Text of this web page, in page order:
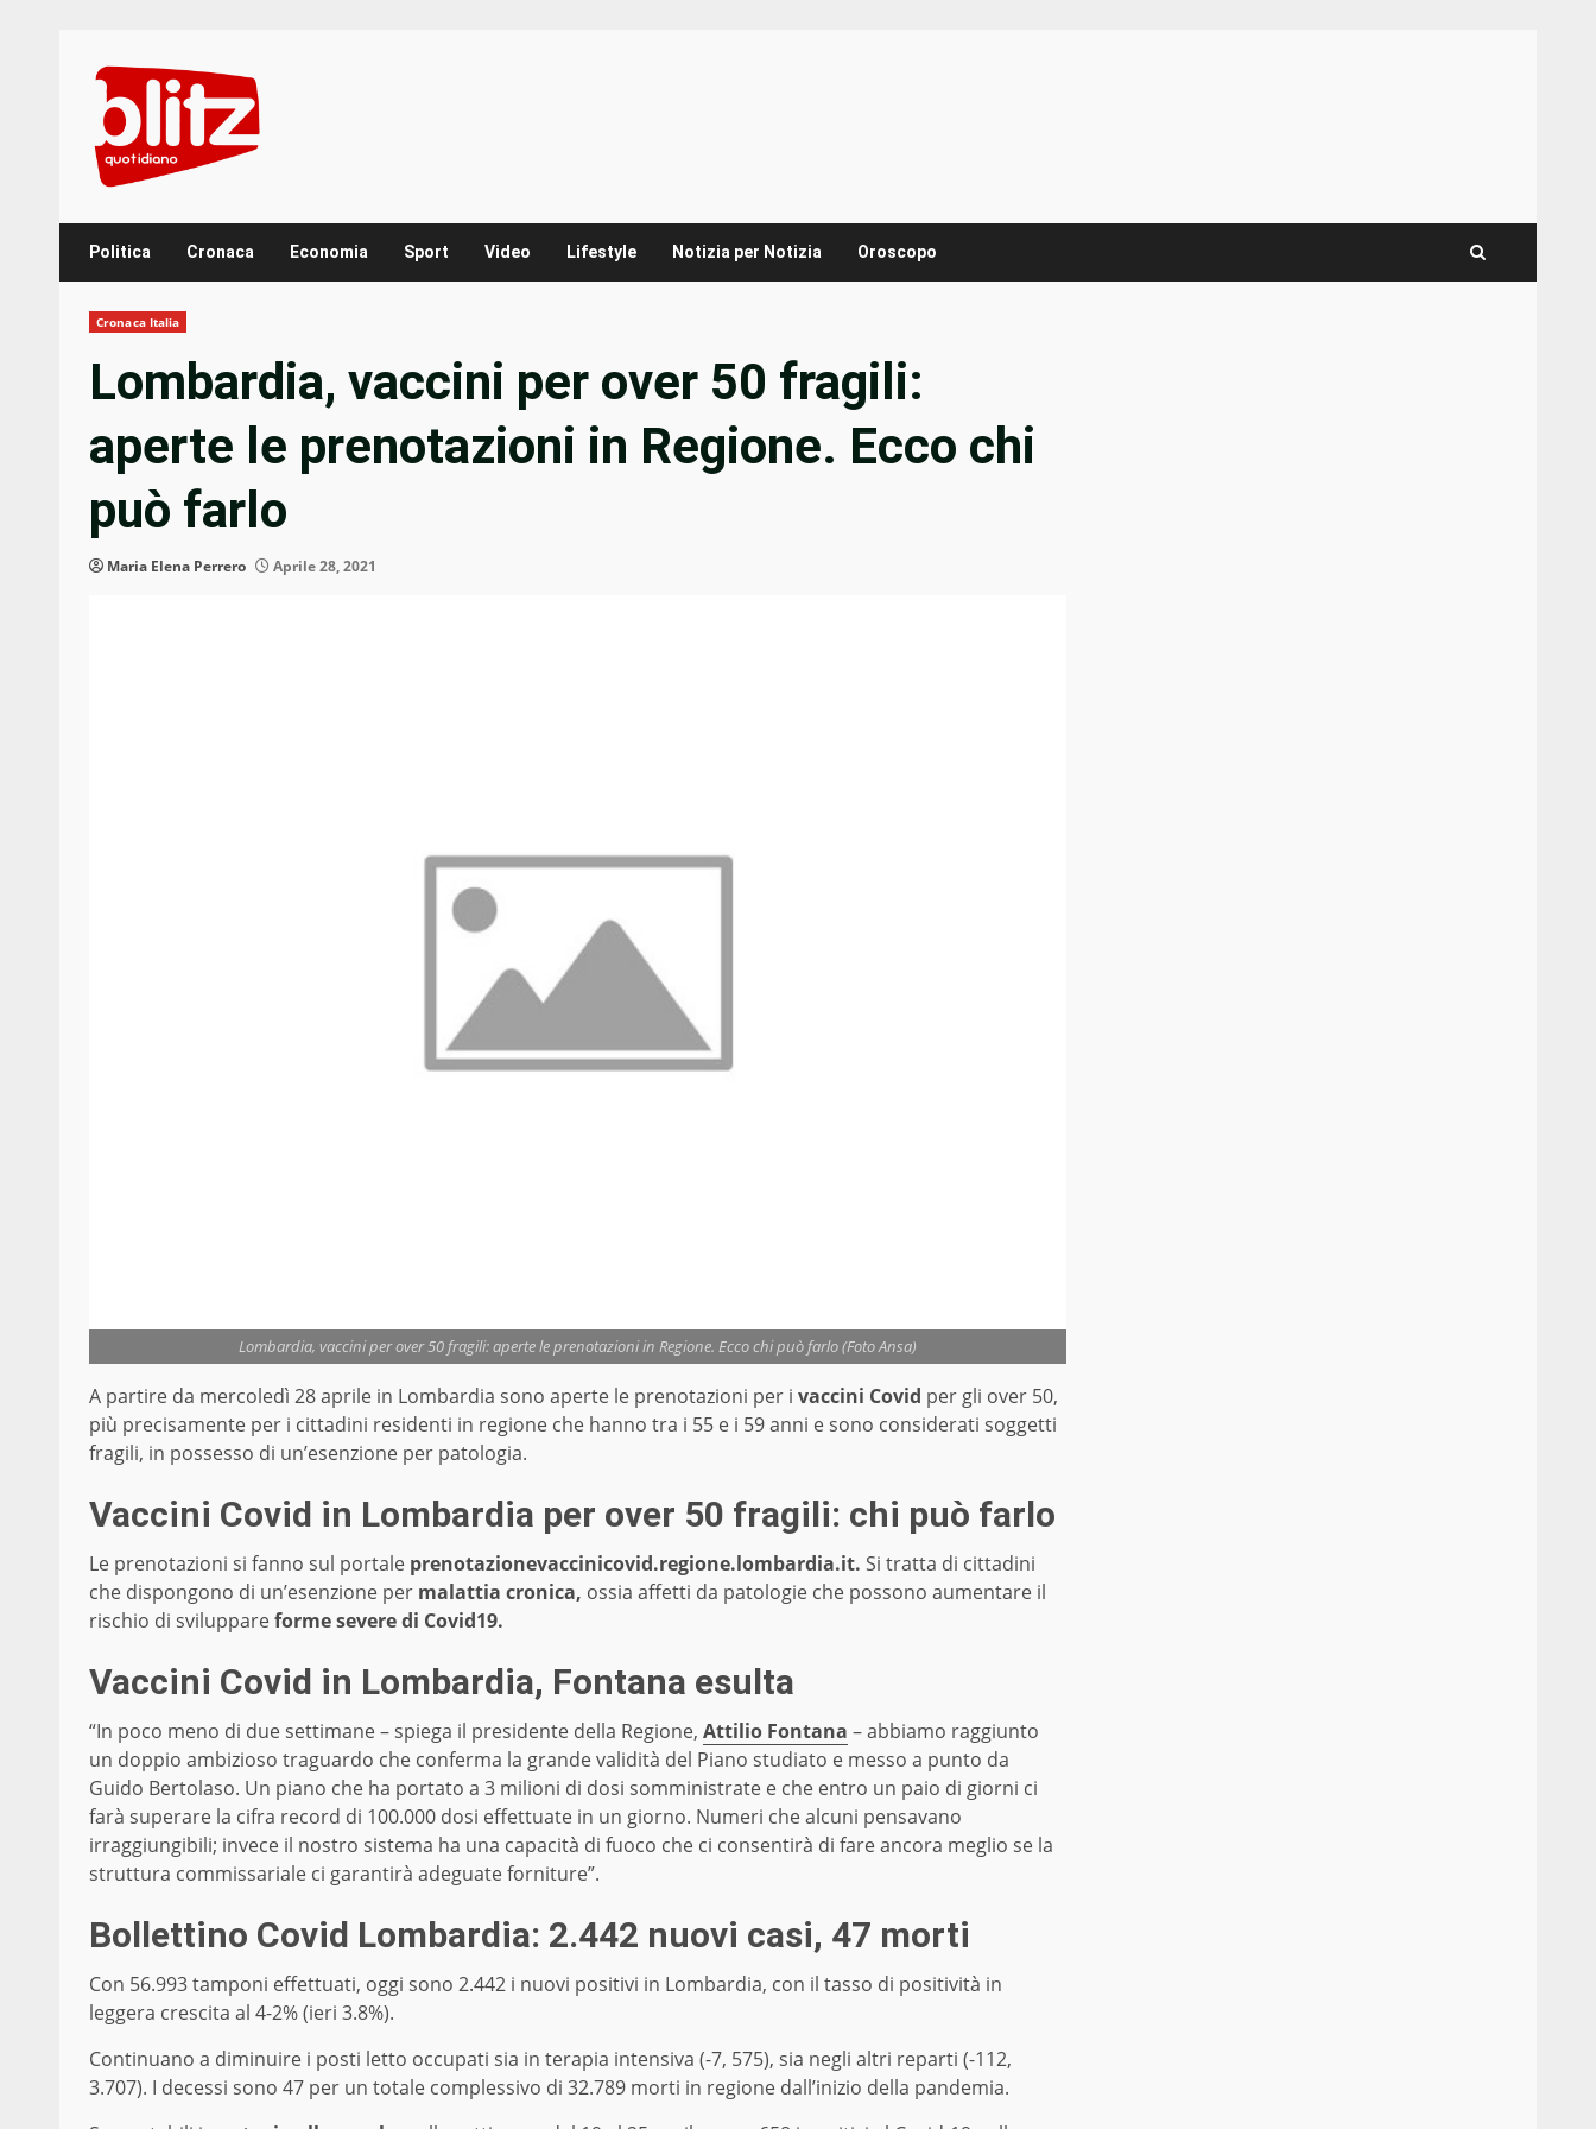
content
Politica Cronaca Economia Sport Video Lifestyle Notizia per Notizia Oroscopo
Cronaca Italia
Lombardia, vaccini per over 50 fragili:
aperte le prenotazioni in Regione. Ecco chi
può farlo
Maria Elena Perrero Aprile 28, 2021
Lombardia, vaccini per over 50 fragili: aperte le prenotazioni in Regione. Ecco chi può farlo (Foto Ansa)
A partire da mercoledì 28 aprile in Lombardia sono aperte le prenotazioni per i vaccini Covid per gli over 50,
più precisamente per i cittadini residenti in regione che hanno tra i 55 e i 59 anni e sono considerati soggetti
fragili, in possesso di un’esenzione per patologia.
Vaccini Covid in Lombardia per over 50 fragili: chi può farlo
Le prenotazioni si fanno sul portale prenotazionevaccinicovid.regione.lombardia.it. Si tratta di cittadini
che dispongono di un’esenzione per malattia cronica, ossia affetti da patologie che possono aumentare il
rischio di sviluppareforme severe di Covid19.
Vaccini Covid in Lombardia, Fontana esulta
“In poco meno di due settimane – spiega il presidente della Regione, Attilio Fontana – abbiamo raggiunto
un doppio ambizioso traguardo che conferma la grande validità del Piano studiato e messo a punto da
Guido Bertolaso. Un piano che ha portato a 3 milioni di dosi somministrate e che entro un paio di giorni ci
farà superare la cifra record di 100.000 dosi effettuate in un giorno. Numeri che alcuni pensavano
irraggiungibili; invece il nostro sistema ha una capacità di fuoco che ci consentirà di fare ancora meglio se la
struttura commissariale ci garantirà adeguate forniture”.
Bollettino Covid Lombardia: 2.442 nuovi casi, 47 morti
Con 56.993 tamponi effettuati, oggi sono 2.442 i nuovi positivi in Lombardia, con il tasso di positività in
leggera crescita al 4-2% (ieri 3.8%).
Continuano a diminuire i posti letto occupati sia in terapia intensiva (-7, 575), sia negli altri reparti (-112,
3.707). I decessi sono 47 per un totale complessivo di 32.789 morti in regione dall’inizio della pandemia.